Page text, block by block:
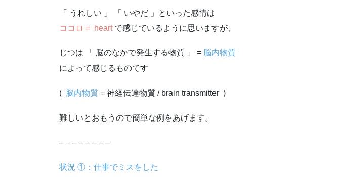
「 うれしい 」 「 いやだ 」といった感情は
ココロ = heartで感じているように思いますが、
じつは 「 脳のなかで発生する物質 」 = 脳内物質
によって感じるものです
( 脳内物質 = 神経伝達物質 / brain transmitter )
難しいとおもうので簡単な例をあげます。
– – – – – – – –
状況 ①：仕事でミスをした